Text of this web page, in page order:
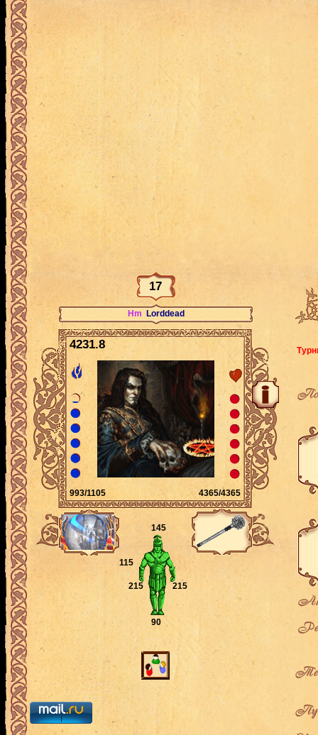
17
Hm Lorddead
4231.8
993/1105 4365/4365
145
115
90
215 215